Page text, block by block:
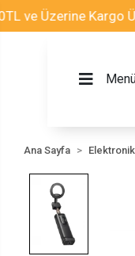
Üzerine Kargo
Ana Sayfa Elektronik